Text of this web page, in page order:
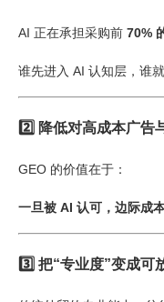
AI 正在承担采购前 70%
谁先进入 AI 认知层，谁
2️⃣ 降低对高成本广告
GEO 的价值在于：
一旦被 AI 认可，边际成
3️⃣ 把“专业度”变成可